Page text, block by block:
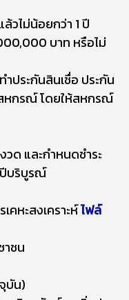
ม่น้อยกว่า 1 ปี
บาท หรือไม่
ะกันสินเชื่อ ประกัน
หกรณ์ โดยให้สหกรณ์
วด และกำหนดชำระ
บริบูรณ์
คหะสงเคราะห์ไฟล์
ชน
น)